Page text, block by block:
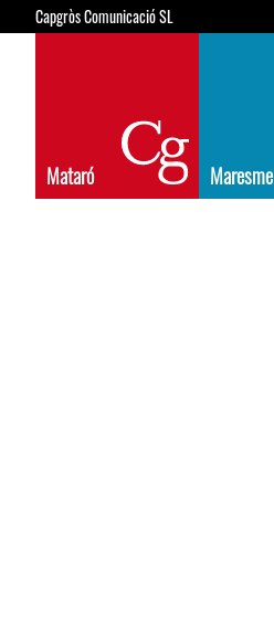
Capgròs Comunicació SL
Mataró Maresme